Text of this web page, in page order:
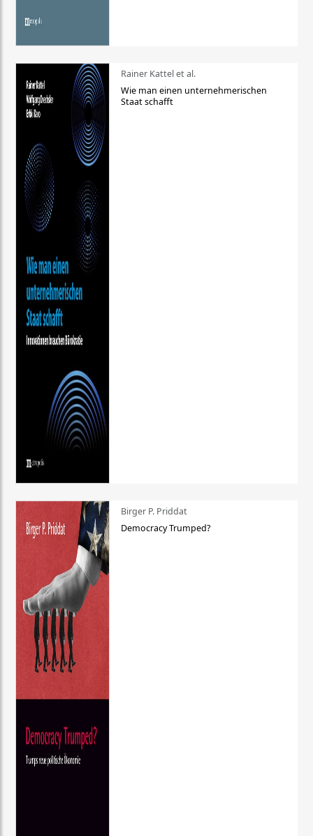
Rainer Kattel et al.
Wie man einen unternehmerischen
Staat schafft
Birger P. Priddat
Democracy Trumped?